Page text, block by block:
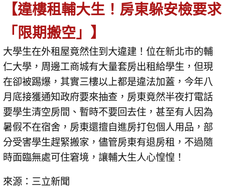
【違樓租輔大生！房東躲安檢要求
「限期搬空」】
大學生在外租屋竟然住到大違建！位在新北市的輔
仁大學，周邊工商城有大量套房出租給學生，但現
在卻被踢爆，其實三樓以上都是違法加蓋，今年八
月底接獲通知政府要來抽查，房東竟然半夜打電話
要學生清空房間、暫時不要回去住，甚至有人因為
暑假不在宿舍，房東還擅自進房打包個人用品，部
分受害學生趕緊搬家，儘管房東有退房租，不過隨
時面臨無處可住窘境，讓輔大生人心惶惶！
來源：三立新聞